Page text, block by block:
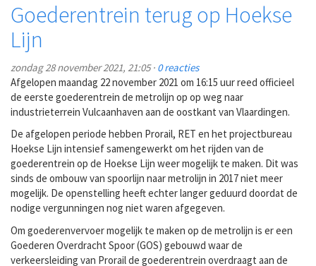
Goederentrein terug op Hoekse
Lijn
zondag 28 november 2021, 21:05 · 0 reacties
Afgelopen maandag 22 november 2021 om 16:15 uur reed officieel
de eerste goederentrein de metrolijn op op weg naar
industrieterrein Vulcaanhaven aan de oostkant van Vlaardingen.
De afgelopen periode hebben Prorail, RET en het projectbureau
Hoekse Lijn intensief samengewerkt om het rijden van de
goederentrein op de Hoekse Lijn weer mogelijk te maken. Dit was
sinds de ombouw van spoorlijn naar metrolijn in 2017 niet meer
mogelijk. De openstelling heeft echter langer geduurd doordat de
nodige vergunningen nog niet waren afgegeven.
Om goederenvervoer mogelijk te maken op de metrolijn is er een
Goederen Overdracht Spoor (GOS) gebouwd waar de
verkeersleiding van Prorail de goederentrein overdraagt aan de